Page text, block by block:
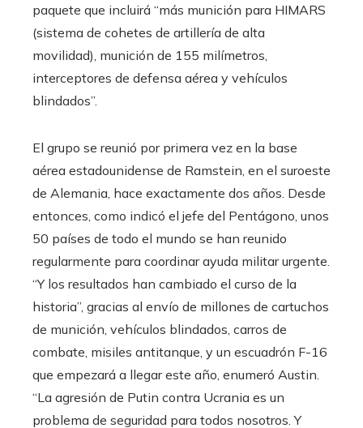
paquete que incluirá “más munición para HIMARS
(sistema de cohetes de artillería de alta
movilidad), munición de 155 milímetros,
interceptores de defensa aérea y vehículos
blindados”.
El grupo se reunió por primera vez en la base
aérea estadounidense de Ramstein, en el suroeste
de Alemania, hace exactamente dos años. Desde
entonces, como indicó el jefe del Pentágono, unos
50 países de todo el mundo se han reunido
regularmente para coordinar ayuda militar urgente.
“Y los resultados han cambiado el curso de la
historia”, gracias al envío de millones de cartuchos
de munición, vehículos blindados, carros de
combate, misiles antitanque, y un escuadrón F-16
que empezará a llegar este año, enumeró Austin.
“La agresión de Putin contra Ucrania es un
problema de seguridad para todos nosotros. Y